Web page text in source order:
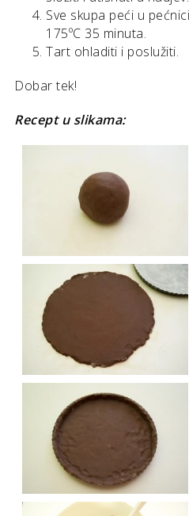
Sve skupa peći u
175ºC 35 minuta.
Tart ohladiti i poslužiti.
Dobar tek!
Recept u slikama: